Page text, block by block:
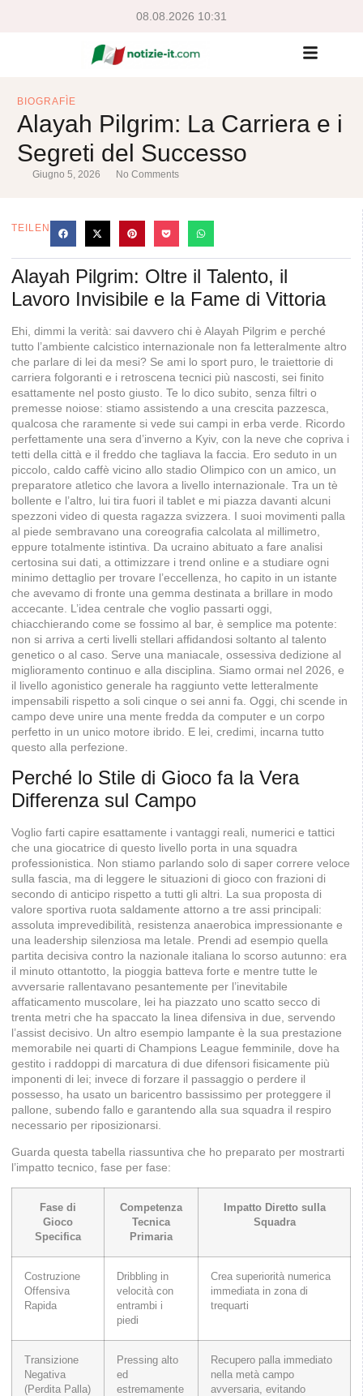
08.08.2026 10:31
BIOGRAFÌE
Alayah Pilgrim: La Carriera e i
Segreti del Successo
Giugno 5, 2026 No Comments
TEILEN
Alayah Pilgrim: Oltre il Talento, il
Lavoro Invisibile e la Fame di Vittoria
Ehi, dimmi la verità: sai davvero chi è Alayah Pilgrim e perché
tutto l’ambiente calcistico internazionale non fa letteralmente altro
che parlare di lei da mesi? Se ami lo sport puro, le traiettorie di
carriera folgoranti e i retroscena tecnici più nascosti, sei finito
esattamente nel posto giusto. Te lo dico subito, senza filtri o
premesse noiose: stiamo assistendo a una crescita pazzesca,
qualcosa che raramente si vede sui campi in erba verde. Ricordo
perfettamente una sera d’inverno a Kyiv, con la neve che copriva i
tetti della città e il freddo che tagliava la faccia. Ero seduto in un
piccolo, caldo caffè vicino allo stadio Olimpico con un amico, un
preparatore atletico che lavora a livello internazionale. Tra un tè
bollente e l’altro, lui tira fuori il tablet e mi piazza davanti alcuni
spezzoni video di questa ragazza svizzera. I suoi movimenti palla
al piede sembravano una coreografia calcolata al millimetro,
eppure totalmente istintiva. Da ucraino abituato a fare analisi
certosina sui dati, a ottimizzare i trend online e a studiare ogni
minimo dettaglio per trovare l’eccellenza, ho capito in un istante
che avevamo di fronte una gemma destinata a brillare in modo
accecante. L’idea centrale che voglio passarti oggi,
chiacchierando come se fossimo al bar, è semplice ma potente:
non si arriva a certi livelli stellari affidandosi soltanto al talento
genetico o al caso. Serve una maniacale, ossessiva dedizione al
miglioramento continuo e alla disciplina. Siamo ormai nel 2026, e
il livello agonistico generale ha raggiunto vette letteralmente
impensabili rispetto a soli cinque o sei anni fa. Oggi, chi scende in
campo deve unire una mente fredda da computer e un corpo
perfetto in un unico motore ibrido. E lei, credimi, incarna tutto
questo alla perfezione.
Perché lo Stile di Gioco fa la Vera
Differenza sul Campo
Voglio farti capire esattamente i vantaggi reali, numerici e tattici
che una giocatrice di questo livello porta in una squadra
professionistica. Non stiamo parlando solo di saper correre veloce
sulla fascia, ma di leggere le situazioni di gioco con frazioni di
secondo di anticipo rispetto a tutti gli altri. La sua proposta di
valore sportiva ruota saldamente attorno a tre assi principali:
assoluta imprevedibilità, resistenza anaerobica impressionante e
una leadership silenziosa ma letale. Prendi ad esempio quella
partita decisiva contro la nazionale italiana lo scorso autunno: era
il minuto ottantotto, la pioggia batteva forte e mentre tutte le
avversarie rallentavano pesantemente per l’inevitabile
affaticamento muscolare, lei ha piazzato uno scatto secco di
trenta metri che ha spaccato la linea difensiva in due, servendo
l’assist decisivo. Un altro esempio lampante è la sua prestazione
memorabile nei quarti di Champions League femminile, dove ha
gestito i raddoppi di marcatura di due difensori fisicamente più
imponenti di lei; invece di forzare il passaggio o perdere il
possesso, ha usato un baricentro bassissimo per proteggere il
pallone, subendo fallo e garantendo alla sua squadra il respiro
necessario per riposizionarsi.
Guarda questa tabella riassuntiva che ho preparato per mostrarti
l’impatto tecnico, fase per fase:
Fase di
Gioco
Specifica
Competenza
Tecnica
Primaria
Impatto Diretto sulla
Squadra
Costruzione
Offensiva
Rapida
Dribbling in
velocità con
entrambi i
piedi
Crea superiorità numerica
immediata in zona di
trequarti
Transizione
Negativa
(Perdita Palla)
Pressing alto
ed
estremamente
Recupero palla immediato
nella metà campo
avversaria, evitando